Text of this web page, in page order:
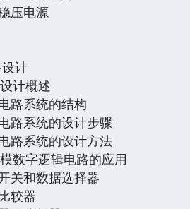
电源
计
计概述
系统的结构
系统的设计步骤
系统的设计方法
字逻辑电路的应用
和数据选择器
器